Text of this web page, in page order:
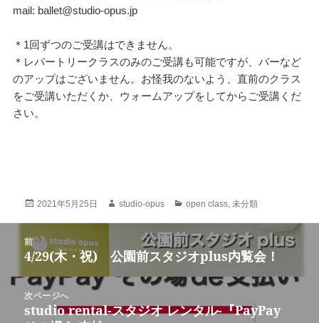
mail: ballet@studio-opus.jp
＊1回ずつのご受講はできません。
＊レパートリークラスのみのご受講も可能ですが、バーなど
のアップはございません。お怪我のないよう、直前のクラス
をご受講いただくか、ウォームアップをしてからご受講くだ
さい。
投
2021年5月25日
作
studio-opus
カ
リ
ー
open class ,未分類
前
前
投
稿:
4/29(木・祝) 公園前スタジオplus内覧会！
次ページへ
次
studio rental-スタジオ レンタル-『PayPay